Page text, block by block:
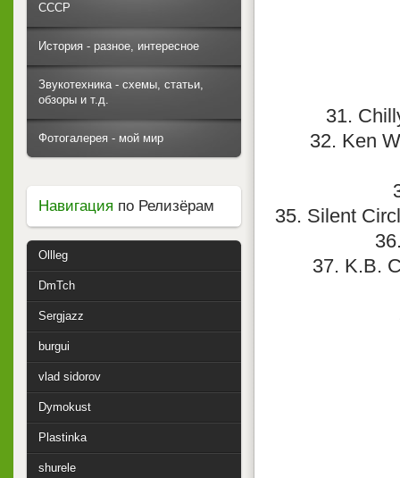
31.
32. Ken
35. Silent
37. K.B.
СССР
История - разное, интересное
Звукотехника - схемы, статьи,
обзоры и т.д.
Фотогалерея - мой мир
Навигация по Релизёрам
Ollleg
DmTch
Sergjazz
burgui
vlad sidorov
Dymokust
Plastinka
shurele